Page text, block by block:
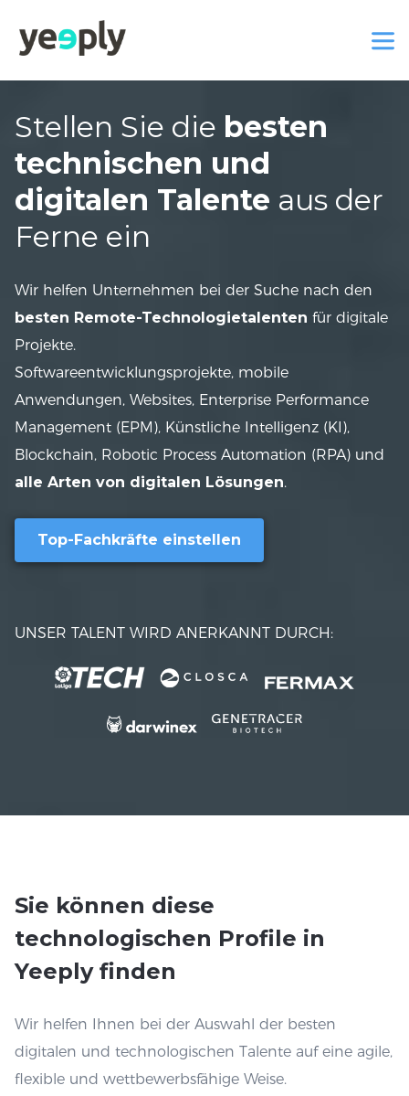
Stellen Sie die besten
technischen und
digitalen Talente aus der
Ferne ein
Wir helfen Unternehmen bei der Suche nach den
besten Remote-Technologietalenten für digitale
Projekte.
Softwareentwicklungsprojekte, mobile
Anwendungen, Websites, Enterprise Performance
Management (EPM), Künstliche Intelligenz (KI),
Blockchain, Robotic Process Automation (RPA) und
alle Arten von digitalen Lösungen.
Top-Fachkräfte einstellen
UNSER TALENT WIRD ANERKANNT DURCH:
SIE SPRECHEN ÜBER UNS:
Sie können diese
technologischen Profile in
Yeeply finden
Wir helfen Ihnen bei der Auswahl der besten
digitalen und technologischen Talente auf eine agile,
flexible und wettbewerbsfähige Weise.